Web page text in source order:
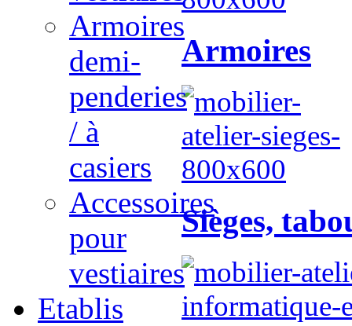
Armoires
Sièges,
Armoires
demi-
penderies
/ à
casiers
Accessoires
pour
vestiaires
Etablis